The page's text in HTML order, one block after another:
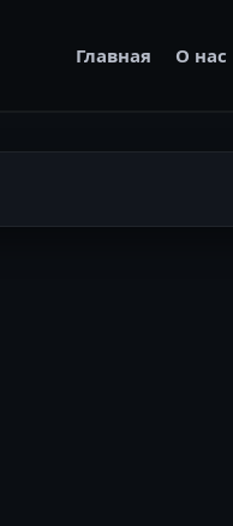
Главная О нас